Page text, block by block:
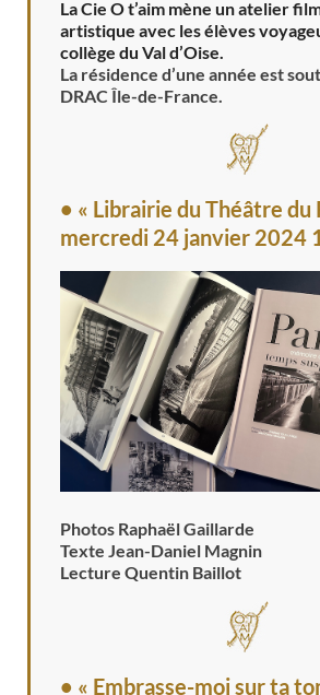
La Cie O t’aim mène un atelier
artistique avec les élèves
collège du Val d’Oise.
La résidence d’une année est
DRAC Île-de-France.
• « Librairie du Théâtre du
mercredi 24 janvier 2024
Photos Raphaël Gaillarde
Texte Jean-Daniel Magnin
Lecture Quentin Baillot
• « Embrasse-moi sur ta